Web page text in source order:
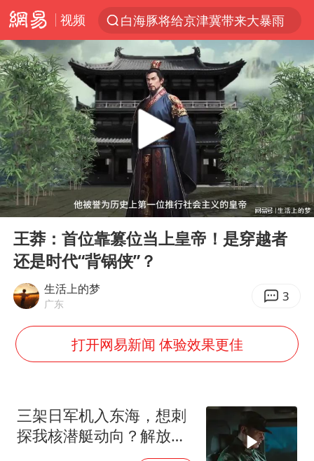
视频
白海豚将给京津冀带来大暴雨
杭州机场已取消航班388架次
中国籍豪华游艇富商之子在泰国被杀
王艺迪无缘横滨赛决赛
浙江省委书记王浩再调度：该停下的坚决停下来，让社会面静下来
《披荆斩棘2026》阵容官宣
中国第1高楼阻尼器摆动明显
国足U17与阿森纳决赛取消 并列冠军
《龙餐馆》 冲奖
以军士兵把枪口对准中国记者
构建更高水平的全民健身公共服务体系
萌娃帮爷爷脱玉米 卖力干活超可爱
Play
00:00 06:05
王莽：首位靠篡位当上皇帝！是穿越者
还是时代“背锅侠”？
生活上的梦
广东 3
打开网易新闻 体验效果更佳
三架日军机入东海，想刺
探我核潜艇动向？解放军